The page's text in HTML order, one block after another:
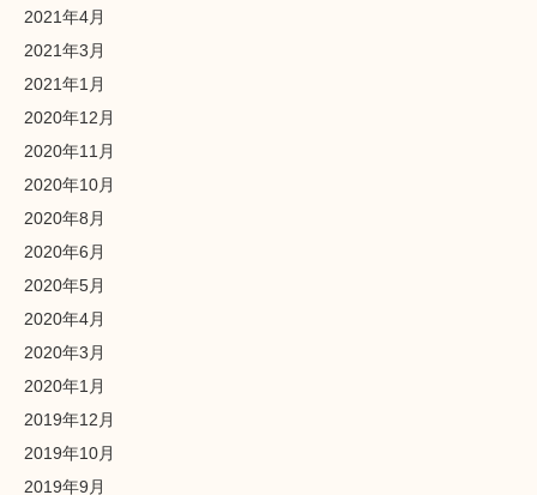
2021年4月
2021年3月
2021年1月
2020年12月
2020年11月
2020年10月
2020年8月
2020年6月
2020年5月
2020年4月
2020年3月
2020年1月
2019年12月
2019年10月
2019年9月